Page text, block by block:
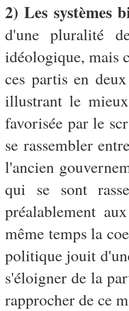
2) Les systèmes
d'une pluralité
idéologique, mais
ces partis en
illustrant le
favorisée par le
se rassembler
l'ancien
qui se sont
préalablement
même temps la
politique jouit
s'éloigner de la
rapprocher de ce